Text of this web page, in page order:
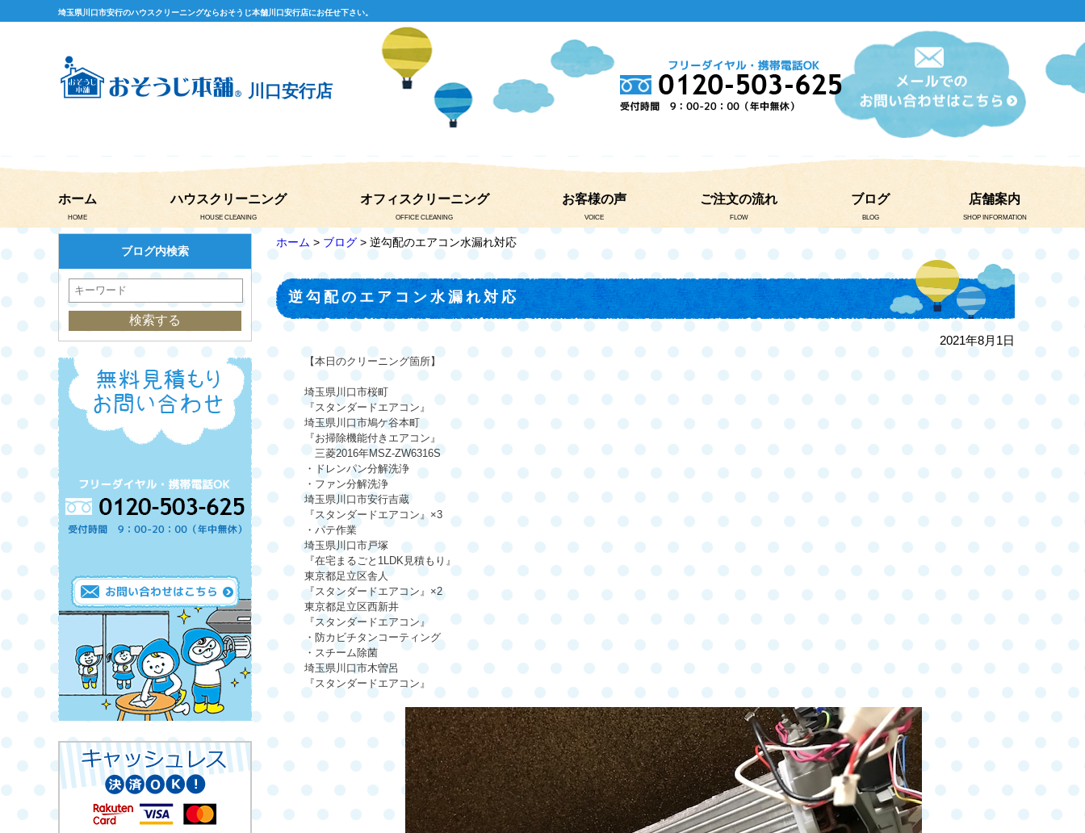
埼玉県川口市安行のハウスクリーニングならおそうじ本舗川口安行店にお任せ下さい。
川口安行店
ホーム
HOME
ハウスクリーニング
HOUSE CLEANING
オフィスクリーニング
OFFICE CLEANING
お客様の声
VOICE
ご注文の流れ
FLOW
ブログ
BLOG
店舗案内
SHOP INFORMATION
ホーム > ブログ > 逆勾配のエアコン水漏れ対応
逆勾配のエアコン水漏れ対応
2021年8月1日
【本日のクリーニング箇所】
埼玉県川口市桜町
『スタンダードエアコン』
埼玉県川口市鳩ケ谷本町
『お掃除機能付きエアコン』
三菱2016年MSZ-ZW6316S
・ドレンパン分解洗浄
・ファン分解洗浄
埼玉県川口市安行吉蔵
『スタンダードエアコン』×3
・パテ作業
埼玉県川口市戸塚
『在宅まるごと1LDK見積もり』
東京都足立区舎人
『スタンダードエアコン』×2
東京都足立区西新井
『スタンダードエアコン』
・防カビチタンコーティング
・スチーム除菌
埼玉県川口市木曽呂
『スタンダードエアコン』
ブログ内検索